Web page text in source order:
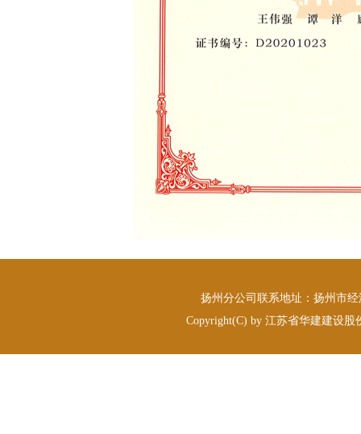
扬州分公司联系地址：扬州市
Copyright(C) by 江苏省华建建设